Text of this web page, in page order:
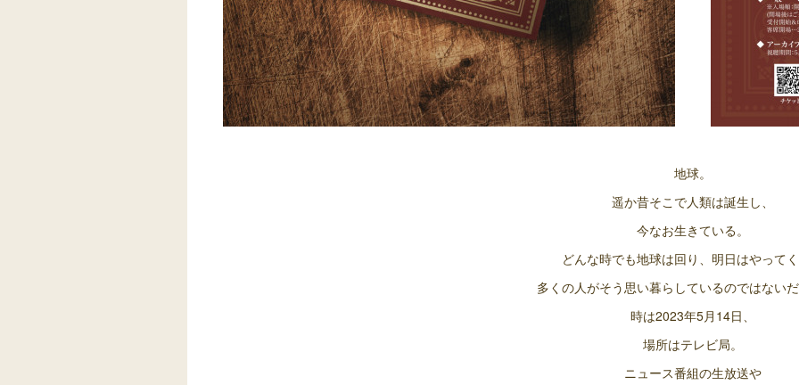
地球。
遥か昔そこで人類は誕生し、
今なお生きている。
どんな時でも地球は回り、明日はやってく
多くの人がそう思い暮らしているのではないだ
時は2023年5月14日、
場所はテレビ局。
ニュース番組の生放送や